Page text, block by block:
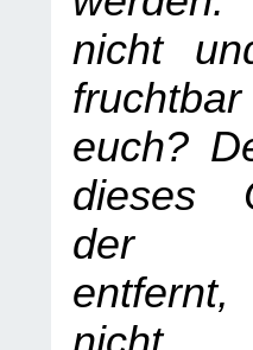
nicht
euch?
dieses
der